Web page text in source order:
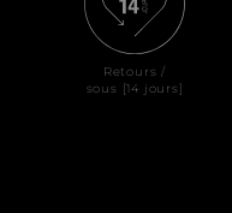
Retours /
sous [14 jours]